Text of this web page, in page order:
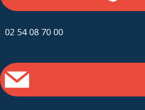
02 54 08 70 00